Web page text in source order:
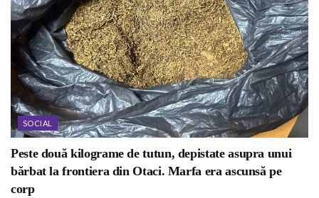
SOCIAL
Peste două kilograme de tutun, depistate asupra unui
bărbat la frontiera din Otaci. Marfa era ascunsă pe
corp